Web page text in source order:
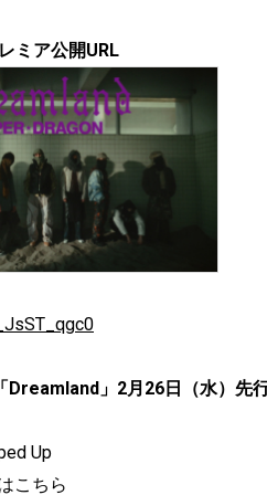
ミア公開URL
」2月26日（水）先
Up
こちら